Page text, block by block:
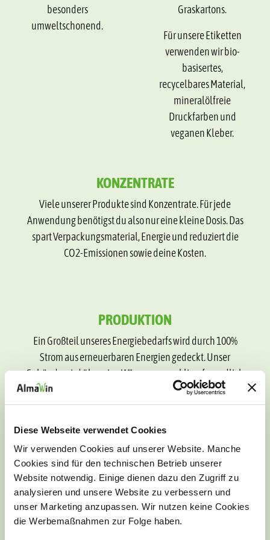
Diese Webseite verwendet Cookies
Wir verwenden Cookies auf unserer Website. Manche
Cookies sind für den technischen Betrieb unserer
Website notwendig. Einige dienen dazu den Zugriff zu
analysieren und unsere Website zu verbessern und
unser Marketing anzupassen. Wir nutzen keine Cookies
die Werbemaßnahmen zur Folge haben.
besonders
umweltschonend.
Graskartons.
Für unsere Etiketten
verwenden wir bio-
basisertes,
recycelbares Material,
mineralölfreie
Druckfarben und
veganen Kleber.
KONZENTRATE
Viele unserer Produkte sind Konzentrate. Für jede
Anwendung benötigst du also nur eine kleine Dosis. Das
spart Verpackungsmaterial, Energie und reduziert die
CO2-Emissionen sowie deine Kosten.
PRODUKTION
Ein Großteil unseres Energiebedarfs wird durch 100%
Strom aus erneuerbaren Energien gedeckt. Unser
Gebäude wird über eine Wärmepumpe klimafreundlich
geheizt und gekühlt. Innovative Technik zur
Wärmerückgewinnung aus der Produktion,
Energie einzusparen und CO2-Emissionen zu verringern.
UMWELTZERTIFIZIERUNGEN
Als DIN ISO 14001 und EMAS III zertifiziertes